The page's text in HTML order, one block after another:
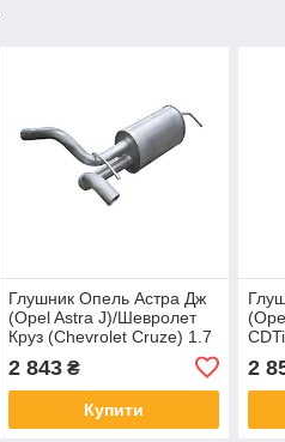
Глушник Опель Астра Дж
(Opel Astra J)/Шевролет
Круз (Chevrolet Cruze) 1.7
CDTi (17.102) Polmostrow
2 843₴
Купити
2